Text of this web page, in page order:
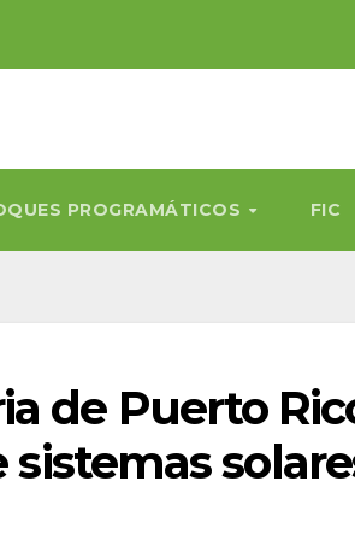
PROGRAMÁTICOS FIC
de Puerto